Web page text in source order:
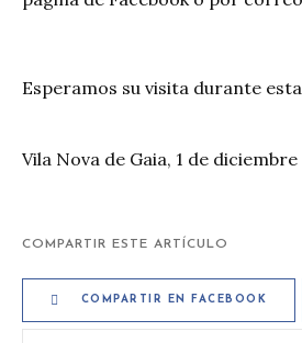
Esperamos su visita durante
Vila Nova de Gaia, 1 de
COMPARTIR ESTE ARTÍCULO
COMPARTIR EN FACEBOOK